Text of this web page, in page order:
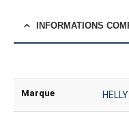
INFORMATIONS
Marque